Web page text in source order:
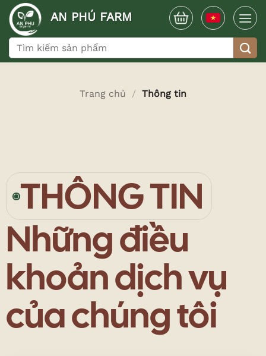
qua
nội
dung
AN PHÚ FARM
Tìm
kiếm:
Trang chủ / Thông tin
THÔNG TIN
Những điều
khoản dịch vụ
của chúng tôi